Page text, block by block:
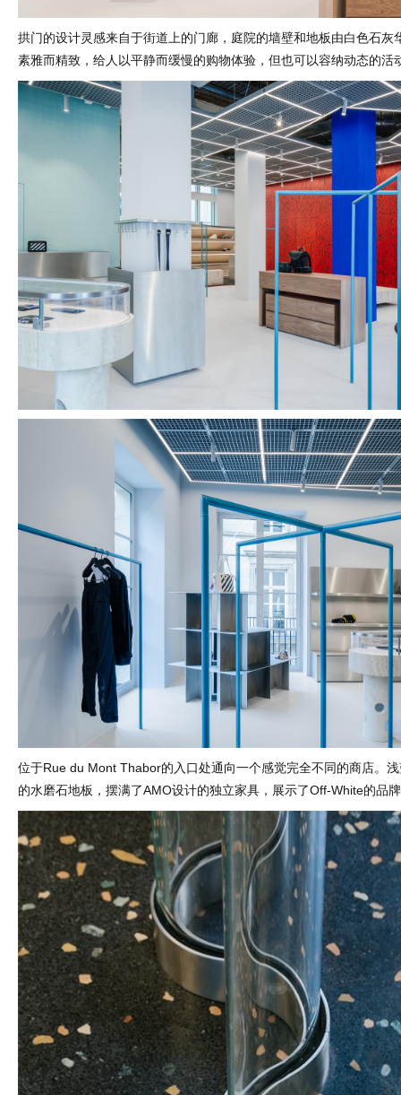
拱门的设计灵感来自于街道上的门廊，庭院的墙壁和地板由白色石灰
素雅而精致，给人以平静而缓慢的购物体验，但也可以容纳动态的活
位于Rue du Mont Thabor的入口处通向一个感觉完全不同的商店。
的水磨石地板，摆满了AMO设计的独立家具，展示了Off-White的品